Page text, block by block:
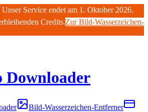
Unser Service endet am 1. Oktober 2026.
Credits.Zur Bild-Wasserzeichen-
Downloader
Bild-Wasserzeichen-Entferner